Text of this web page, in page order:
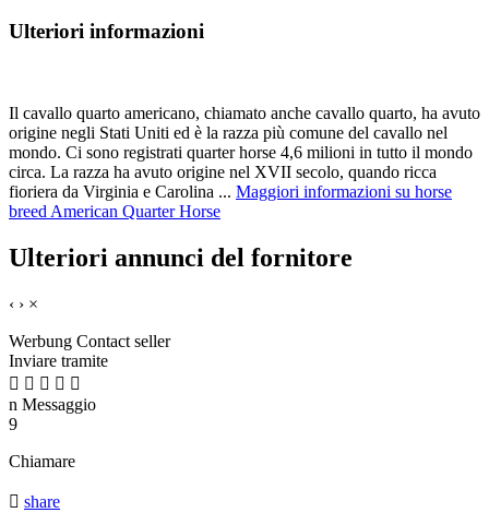
Ulteriori informazioni
Il cavallo quarto americano, chiamato anche cavallo quarto, ha avuto
origine negli Stati Uniti ed è la razza più comune del cavallo nel
mondo. Ci sono registrati quarter horse 4,6 milioni in tutto il mondo
circa. La razza ha avuto origine nel XVII secolo, quando ricca
fioriera da Virginia e Carolina ... Maggiori informazioni su horse
breed American Quarter Horse
Ulteriori annunci del fornitore
‹ › ×
Werbung Contact seller
Inviare tramite
    
n Messaggio
9
Chiamare
 share